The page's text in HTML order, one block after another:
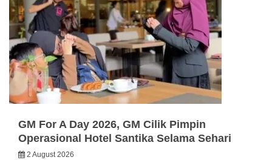
GM For A Day 2026, GM Cilik Pimpin
Operasional Hotel Santika Selama Sehari
2 August 2026